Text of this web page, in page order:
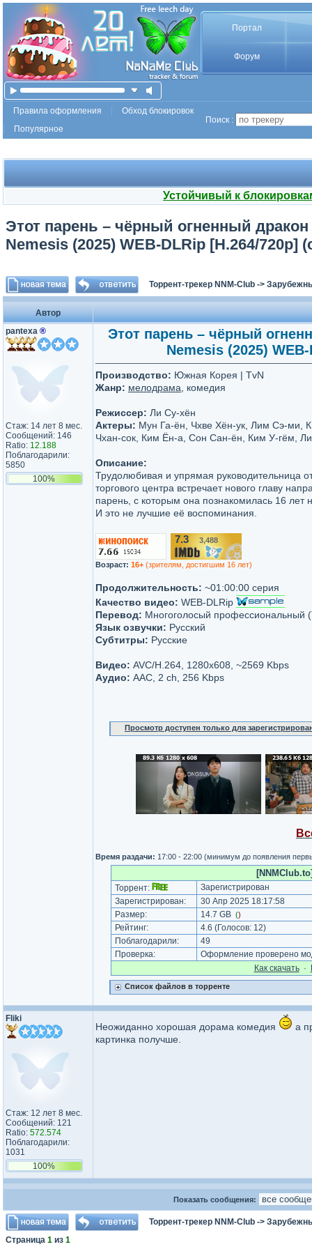
Портал
Форум
Правила оформления
Обход блокировок
Популярное
Поиск :
Устойчивый к
Этот парень – чёрный огненный
Nemesis (2025) WEB-DLRip [H.264/720p]
Торрент-трекер NNM-Club ->
Автор
pantexa ®
Стаж: 14 лет 8 мес.
Сообщений: 146
Ratio: 12.188
Поблагодарили:
5850
100%
Этот парень – чёрный
Nemesis (2025)
Производство: Южная Корея | TvN
Жанр: мелодрама , комедия
Режиссер: Ли Су-хён
Актеры: Мун Га-ён, Чхве Хён-ук, Лим Сэ-ми,
Чхан-сок, Ким Ён-а, Сон Сан-ён, Ким У-гём,
Описание:
Трудолюбивая и упрямая руководительница
торгового центра встречает нового главу
парень, с которым она познакомилась 16 лет
И это не лучшие её воспоминания.
7.3 3,488
Возраст: 16+ (зрителям, достигшим 16 лет)
Продолжительность: ~01:00:00 серия
Качество видео: WEB-DLRip
Перевод: Многоголосый профессиональный
Язык озвучки: Русский
Субтитры: Русские
Видео: AVC/H.264, 1280x608, ~2569 Kbps
Аудио: AAC, 2 ch, 256 Kbps
Просмотр доступен только для
Время раздачи: 17:00 - 22:00 (минимум до появления
Торрент:
Зарегистрирован
Зарегистрирован:
30 Апр 2025 18:17:58
Размер:
14.7 GB ()
Рейтинг: 4.6 (Голосов: 12)
Поблагодарили:
49
Проверка:
Оформление проверено
Как cкачать·
Список файлов в торренте
Fliki
Стаж: 12 лет 8 мес.
Сообщений: 121
Ratio: 572.574
Поблагодарили:
1031
100%
Неожиданно хорошая дорама комедия
а
картинка получше.
Показать сообщения:
Торрент-трекер NNM-Club ->
Страница 1 из 1